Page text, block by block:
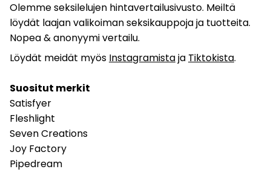
Olemme seksilelujen hintavertailusivusto. Meiltä
löydät laajan valikoiman seksikauppoja ja tuotteita.
Nopea & anonyymi vertailu.
Löydät meidät myös Instagramistaja Tiktokista.
Suositut merkit
Satisfyer
Fleshlight
Seven Creations
Joy Factory
Pipedream